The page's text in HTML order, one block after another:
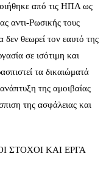
από τις ΗΠΑ ως
αντι-Ρωσικής τους
δεν θεωρεί τον εαυτό της
σε ισότιμη και
τα δικαιώματά
της αμοιβαίας
της ασφάλειας και
ΣΤΟΧΟΙ ΚΑΙ ΕΡΓΑ